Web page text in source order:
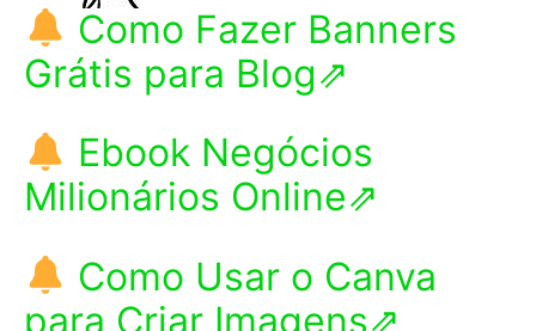
Como Fazer Banners
Grátis para Blog⇗
Ebook Negócios
Milionários Online⇗
Como Usar o Canva
para Criar Imagens⇗